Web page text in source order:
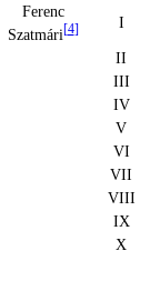
Ferenc
Szatmári[4]
I
II
III
IV
V
VI
VII
VIII
IX
X